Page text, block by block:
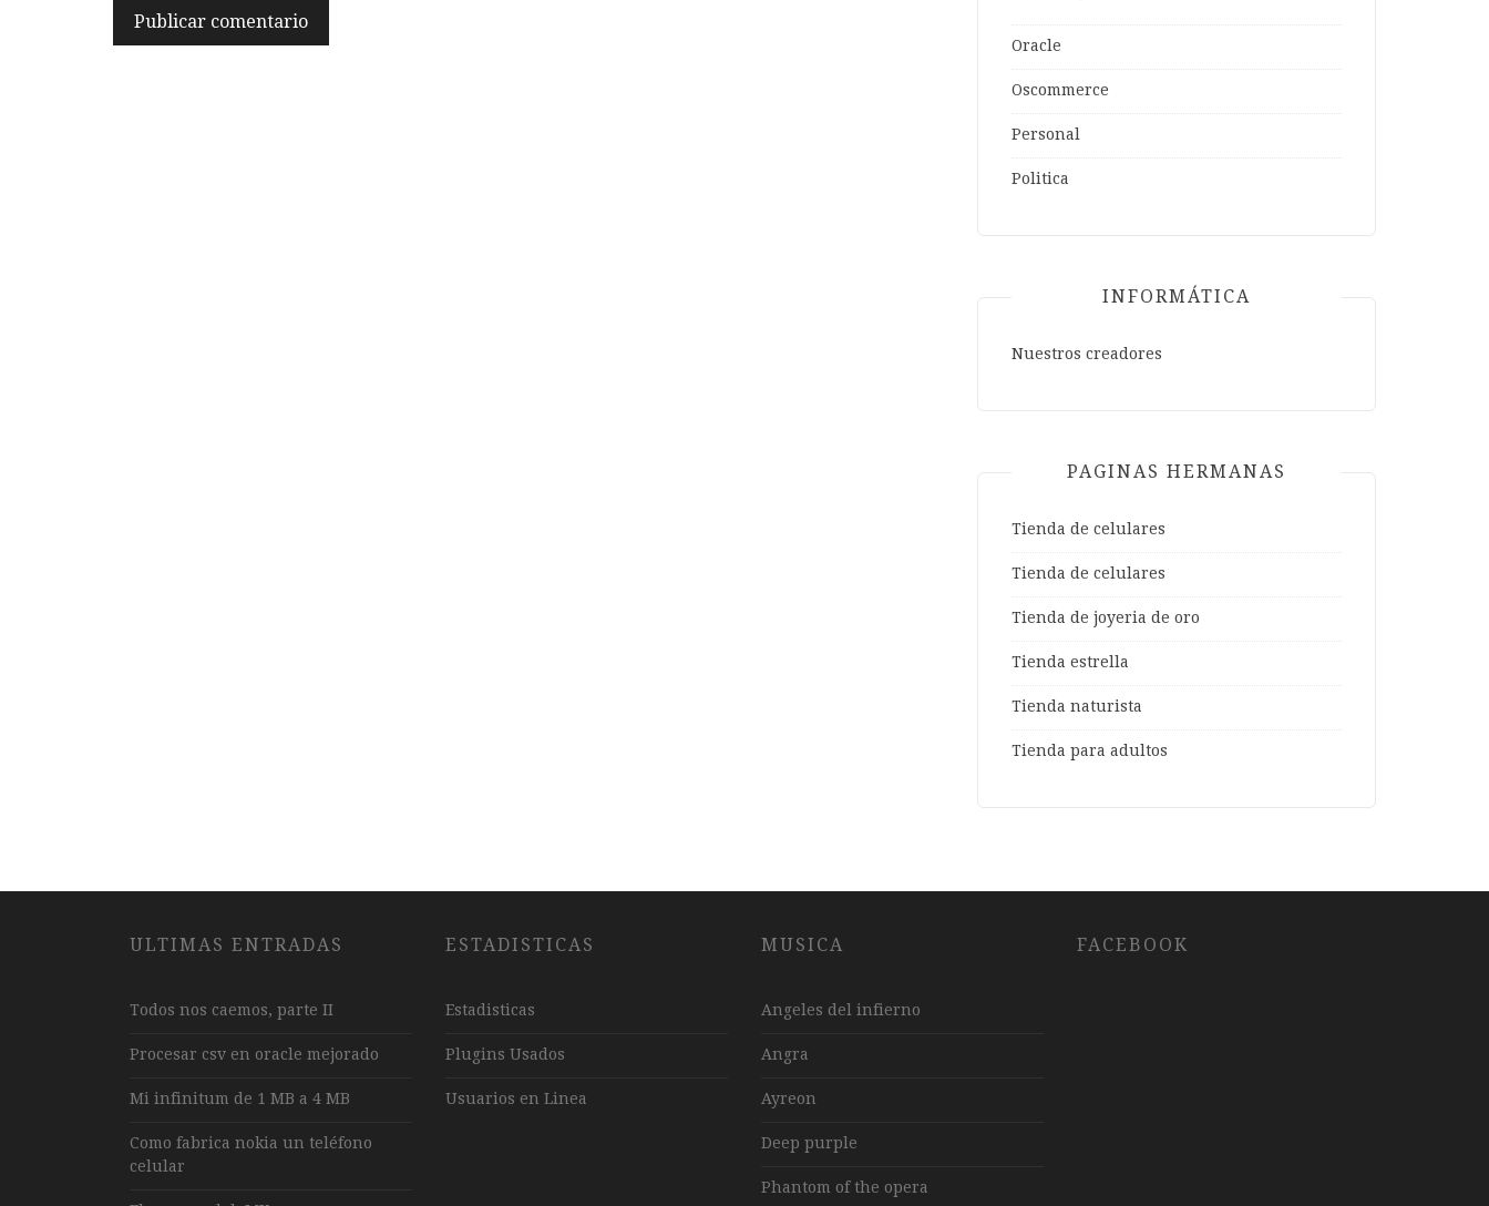
Oracle
Oscommerce
Personal
Politica
INFORMÁTICA
Nuestros creadores
PAGINAS HERMANAS
Tienda de celulares
Tienda de celulares
Tienda de joyeria de oro
Tienda estrella
Tienda naturista
Tienda para adultos
ULTIMAS ENTRADAS
Todos nos caemos, parte II
Procesar csv en oracle mejorado
Mi infinitum de 1 MB a 4 MB
Como fabrica nokia un teléfono
celular
ESTADISTICAS
Estadisticas
Plugins Usados
Usuarios en Linea
MUSICA
Angeles del infierno
Angra
Ayreon
Deep purple
Phantom of the opera
FACEBOOK